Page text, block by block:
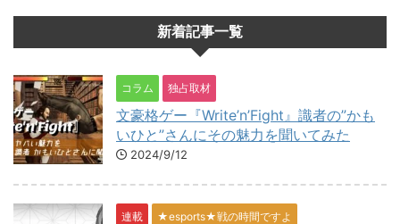
新着記事一覧
コラム 独占取材
文豪格ゲー『Write’n’Fight』識者の”かも
いひと”さんにその魅力を聞いてみた
2024/9/12
連載 ★esports★戦の時間ですよ